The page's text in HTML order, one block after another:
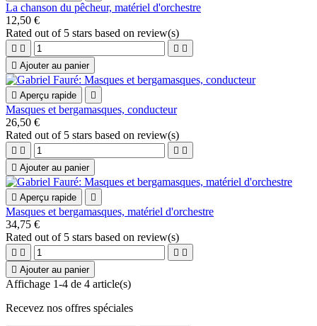
La chanson du pêcheur, matériel d'orchestre
12,50 €
Rated out of 5 stars based on review(s)
   
 Ajouter au panier
 Aperçu rapide 
Masques et bergamasques, conducteur
26,50 €
Rated out of 5 stars based on review(s)
   
 Ajouter au panier
 Aperçu rapide 
Masques et bergamasques, matériel d'orchestre
34,75 €
Rated out of 5 stars based on review(s)
   
 Ajouter au panier
Affichage 1-4 de 4 article(s)
Recevez nos offres spéciales